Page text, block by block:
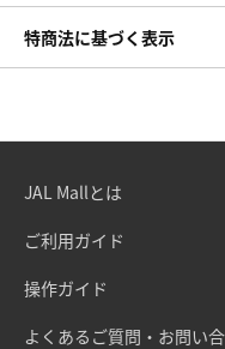
特商法に基づく表示
JAL Mallとは
ご利用ガイド
操作ガイド
よくあるご質問・お問い